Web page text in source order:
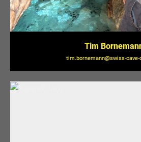
Tim
tim.bornemann@swiss-cave-